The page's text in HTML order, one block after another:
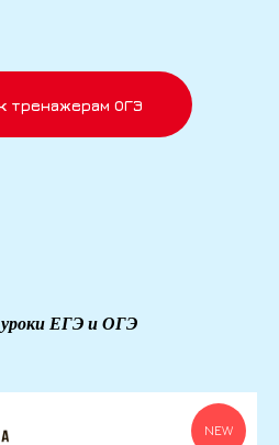
тренажерам ОГЭ
ЕГЭ и ОГЭ
NEW